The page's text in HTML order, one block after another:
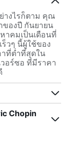
างไรก็ตาม คุณ
ของปี กันยายน
าคมเป็นเดือนที่
วๆ นี้ผู้ใช้ของ
าที่ต่ำที่สุดใน
อร์ซอ ที่มีราคา
Chopin